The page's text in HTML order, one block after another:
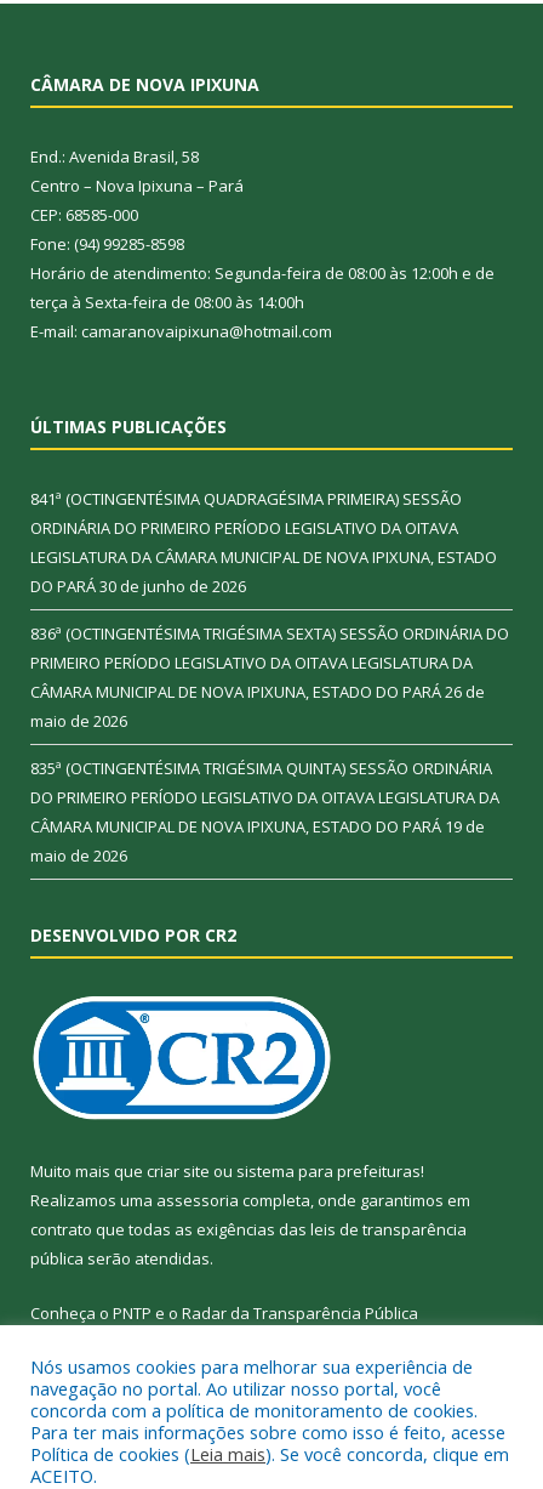
CÂMARA DE NOVA IPIXUNA
End.: Avenida Brasil, 58
Centro – Nova Ipixuna – Pará
CEP: 68585-000
Fone: (94) 99285-8598
Horário de atendimento: Segunda-feira de 08:00 às 12:00h e de
terça à Sexta-feira de 08:00 às 14:00h
E-mail: camaranovaipixuna@hotmail.com
ÚLTIMAS PUBLICAÇÕES
841ª (OCTINGENTÉSIMA QUADRAGÉSIMA PRIMEIRA) SESSÃO
ORDINÁRIA DO PRIMEIRO PERÍODO LEGISLATIVO DA OITAVA
LEGISLATURA DA CÂMARA MUNICIPAL DE NOVA IPIXUNA, ESTADO
DO PARÁ30 de junho de 2026
836ª (OCTINGENTÉSIMA TRIGÉSIMA SEXTA) SESSÃO ORDINÁRIA DO
PRIMEIRO PERÍODO LEGISLATIVO DA OITAVA LEGISLATURA DA
CÂMARA MUNICIPAL DE NOVA IPIXUNA, ESTADO DO PARÁ26 de
maio de 2026
835ª (OCTINGENTÉSIMA TRIGÉSIMA QUINTA) SESSÃO ORDINÁRIA
DO PRIMEIRO PERÍODO LEGISLATIVO DA OITAVA LEGISLATURA DA
CÂMARA MUNICIPAL DE NOVA IPIXUNA, ESTADO DO PARÁ 19 de
maio de 2026
DESENVOLVIDO POR CR2
Muito mais que criar site ou sistema para prefeituras!
Realizamos uma assessoria completa, onde garantimos em
contrato que todas as exigências das leis de transparência
pública serão atendidas.
Conheça o PNTP e o Radar da Transparência Pública
Todos os direitos reservados a Câmara Municipal de Nova
Ipixuna.
Nós usamos cookies para melhorar sua experiência de
navegação no portal. Ao utilizar nosso portal, você
concorda com a política de monitoramento de cookies.
Para ter mais informações sobre como isso é feito, acesse
Política de cookies (Leia mais). Se você concorda, clique em
ACEITO.